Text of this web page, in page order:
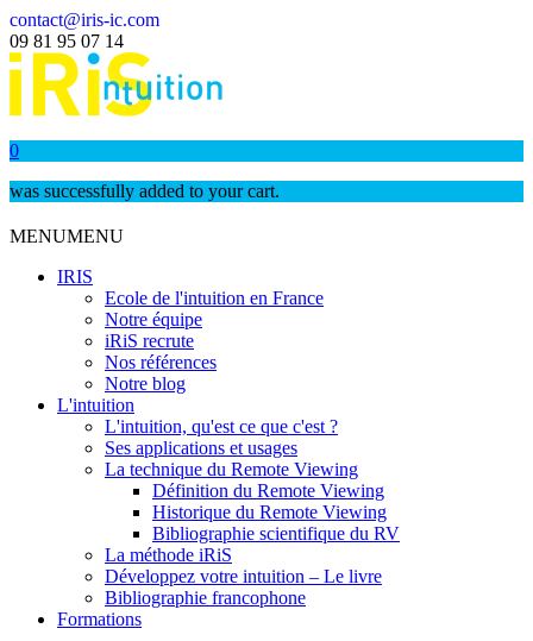
contact@iris-ic.com
09 81 95 07 14
0
was successfully added to your cart.
MENUMENU
IRIS
Ecole de l'intuition en France
Notre équipe
iRiS recrute
Nos références
Notre blog
L'intuition
L'intuition, qu'est ce que c'est ?
Ses applications et usages
La technique du Remote Viewing
Définition du Remote Viewing
Historique du Remote Viewing
Bibliographie scientifique du RV
La méthode iRiS
Développez votre intuition – Le livre
Bibliographie francophone
Formations